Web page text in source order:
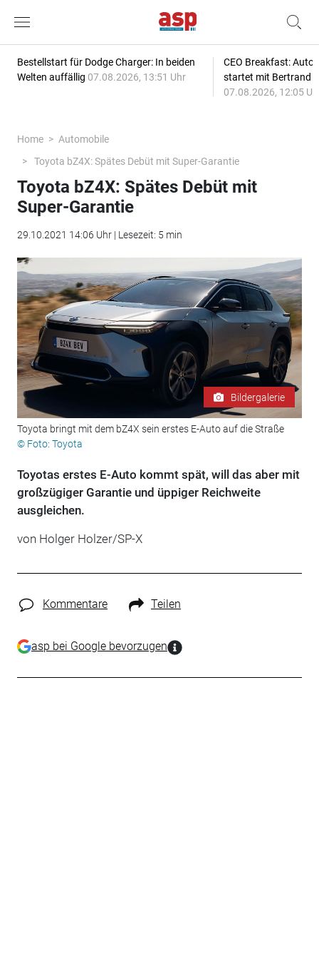
Bestellstart für Dodge Charger: In beiden
Welten auffällig 07.08.2026, 13:51 Uhr
CEO Breakfast:
startet mit Bertrand
07.08.2026, 12:05
Home
Automobile
Toyota bZ4X: Spätes Debüt mit Super-Garantie
Toyota bZ4X: Spätes Debüt mit
Super-Garantie
29.10.2021 14:06 Uhr | Lesezeit: 5 min
Bildergalerie
Toyota bringt mit dem bZ4X sein erstes E-Auto auf die Straße
© Foto: Toyota
Toyotas erstes E-Auto kommt spät, will das aber mit
großzügiger Garantie und üppiger Reichweite
ausgleichen.
von Holger Holzer/SP-X
Kommentare Teilen
asp bei Google bevorzugen